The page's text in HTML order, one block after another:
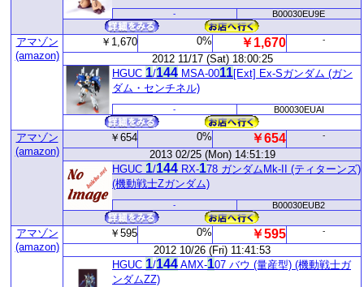
- B00030EU9E
アマゾン
(amazon)
￥1,670 0% ￥1,670 -
2012 11/17 (Sat) 18:00:25
HGUC 1/144 MSA-0011[Ext] Ex-Sガンダム (ガン
ダム・センチネル)
- B00030EUAI
アマゾン
(amazon)
￥654 0% ￥654 -
2013 02/25 (Mon) 14:51:19
HGUC 1/144 RX-178 ガンダムMk-II (ティターンズ)
(機動戦士Zガンダム)
- B00030EUB2
アマゾン
(amazon)
￥595 0% ￥595 -
2012 10/26 (Fri) 11:41:53
HGUC 1/144 AMX-107 バウ (量産型) (機動戦士ガ
ンダムZZ)